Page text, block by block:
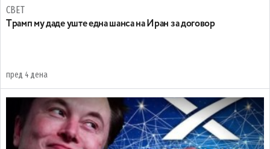
СВЕТ
Tрамп му даде уште една шанса на Иран за договор
пред 4 дена